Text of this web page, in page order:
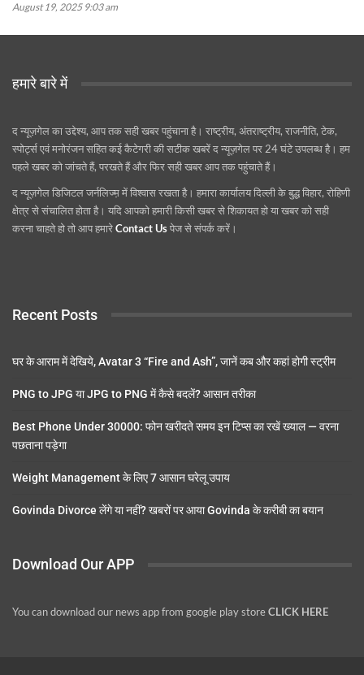
August 19, 2025 9:03 am
हमारे बारे में
द न्यूज़गेल का उद्देश्य, आप तक सही खबर पहुंचाना है। राष्ट्रीय, अंतराष्ट्रीय, राजनीति, टेक,
स्पोर्ट्स एवं मनोरंजन सहित कई कैटेगरी की सटीक खबरें द न्यूज़गेल पर 24 घंटे उपलब्ध है। हम
पहले खबर को जांचते हैं, परखते हैं और फिर सही खबर आप तक पहुंचाते हैं।
द न्यूज़गेल डिजिटल जर्नलिज्म़ में विश्वास रखता है। हमारा कार्यालय दिल्ली के बुद्ध विहार, रोहिणी
क्षेत्र से संचालित होता है। यदि आपको हमारी किसी खबर से शिकायत हो या खबर को सही
करना चाहते हो तो आप हमारेContact Usपेज से संपर्क करें।
Recent Posts
घर के आराम में देखिये, Avatar 3 “Fire and Ash”, जानें कब और कहां होगी स्ट्रीम
PNG to JPG या JPG to PNG में कैसे बदलें? आसान तरीका
Best Phone Under 30000: फोन खरीदते समय इन टिप्स का रखें ख्याल — वरना
पछताना पड़ेगा
Weight Management के लिए 7 आसान घरेलू उपाय
Govinda Divorce लेंगे या नहीं? खबरों पर आया Govinda के करीबी का बयान
Download Our APP
You can download our news app from google play storeCLICK HERE